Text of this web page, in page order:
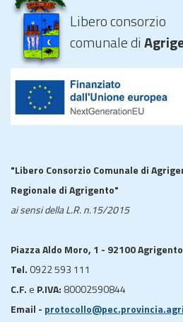
Libero consorzio
comunale di
"Libero Consorzio Comunale di
Regionale di Agrigento"
ai sensi della L.R. n.15/2015
Piazza Aldo Moro, 1 - 92100
Tel. 0922 593 111
C.F. e P.IVA: 80002590844
Email -